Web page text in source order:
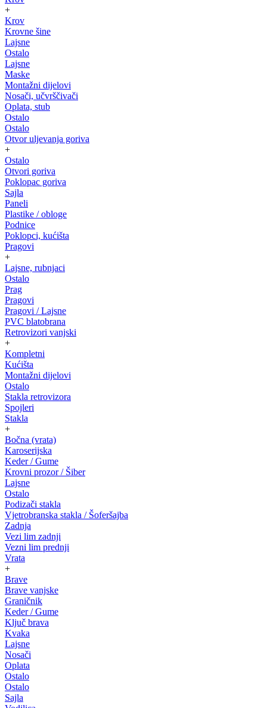
+
Krov
Krovne šine
Lajsne
Ostalo
Lajsne
Maske
Montažni dijelovi
Nosači, učvrščivači
Oplata, stub
Ostalo
Ostalo
Otvor uljevanja goriva
+
Ostalo
Otvori goriva
Poklopac goriva
Sajla
Paneli
Plastike / obloge
Podnice
Poklopci, kućišta
Pragovi
+
Lajsne, rubnjaci
Ostalo
Prag
Pragovi
Pragovi / Lajsne
PVC blatobrana
Retrovizori vanjski
+
Kompletni
Kućišta
Montažni dijelovi
Ostalo
Stakla retrovizora
Spojleri
Stakla
+
Bočna (vrata)
Karoserijska
Keder / Gume
Krovni prozor / Šiber
Lajsne
Ostalo
Podizači stakla
Vjetrobranska stakla / Šoferšajba
Zadnja
Vezi lim zadnji
Vezni lim prednji
Vrata
+
Brave
Brave vanjske
Graničnik
Keder / Gume
Ključ brava
Kvaka
Lajsne
Nosači
Oplata
Ostalo
Ostalo
Sajla